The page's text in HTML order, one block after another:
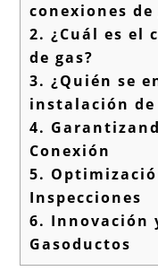
conexiones de
2. ¿Cuál es el
de gas?
3. ¿Quién se
instalación de
4.
Conexión
5.
Inspecciones
6. Innovación
Gasoductos